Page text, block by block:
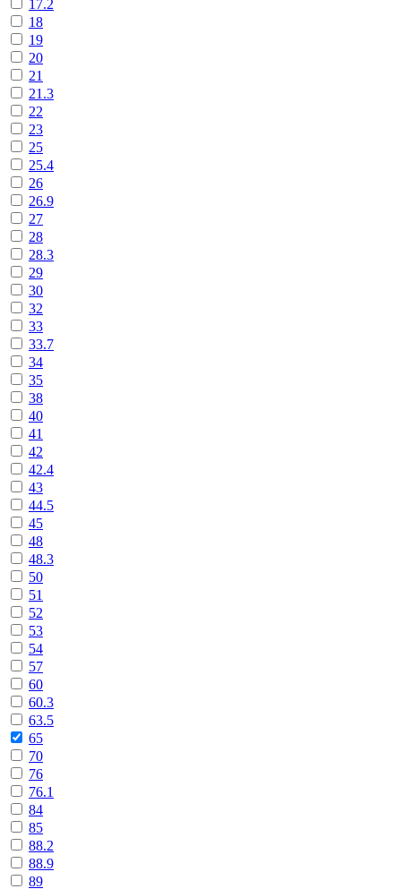
17.2
18
19
20
21
21.3
22
23
25
25.4
26
26.9
27
28
28.3
29
30
32
33
33.7
34
35
38
40
41
42
42.4
43
44.5
45
48
48.3
50
51
52
53
54
57
60
60.3
63.5
65
70
76
76.1
84
85
88.2
88.9
89